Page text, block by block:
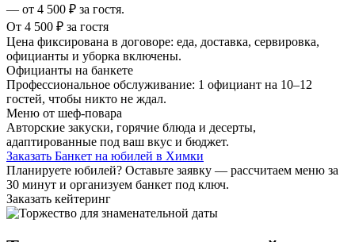
— от 4 500 ₽ за гостя.
От 4 500 ₽ за гостя
Цена фиксирована в договоре: еда, доставка, сервировка,
официанты и уборка включены.
Официанты на банкете
Профессиональное обслуживание: 1 официант на 10–12
гостей, чтобы никто не ждал.
Меню от шеф-повара
Авторские закуски, горячие блюда и десерты,
адаптированные под ваш вкус и бюджет.
Заказать Банкет на юбилей в Химки
Планируете юбилей? Оставьте заявку — рассчитаем меню за
30 минут и организуем банкет под ключ.
Заказать кейтеринг